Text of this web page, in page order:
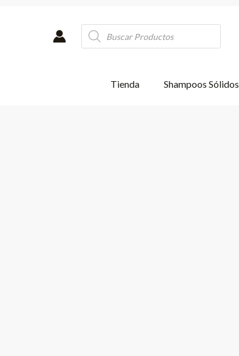
Products
search
Tienda Shampoos Sólidos